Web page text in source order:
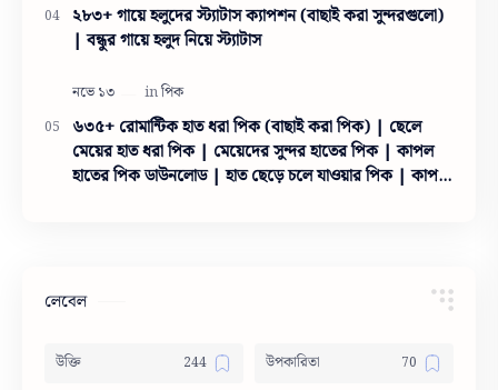
২৮৩+ গায়ে হলুদের স্ট্যাটাস ক্যাপশন (বাছাই করা সুন্দরগুলো)
| বন্ধুর গায়ে হলুদ নিয়ে স্ট্যাটাস
৬৩৫+ রোমান্টিক হাত ধরা পিক (বাছাই করা পিক) | ছেলে
মেয়ের হাত ধরা পিক | মেয়েদের সুন্দর হাতের পিক | কাপল
হাতের পিক ডাউনলোড | হাত ছেড়ে চলে যাওয়ার পিক | কাপল
লেবেল
উক্তি উপকারিতা